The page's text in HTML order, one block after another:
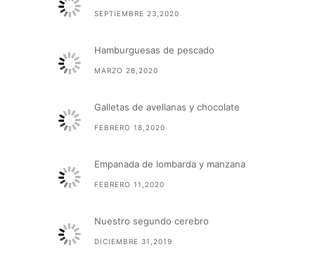
SEPTIEMBRE 23,2020
Hamburguesas de pescado
MARZO 28,2020
Galletas de avellanas y chocolate
FEBRERO 18,2020
Empanada de lombarda y manzana
FEBRERO 11,2020
Nuestro segundo cerebro
DICIEMBRE 31,2019